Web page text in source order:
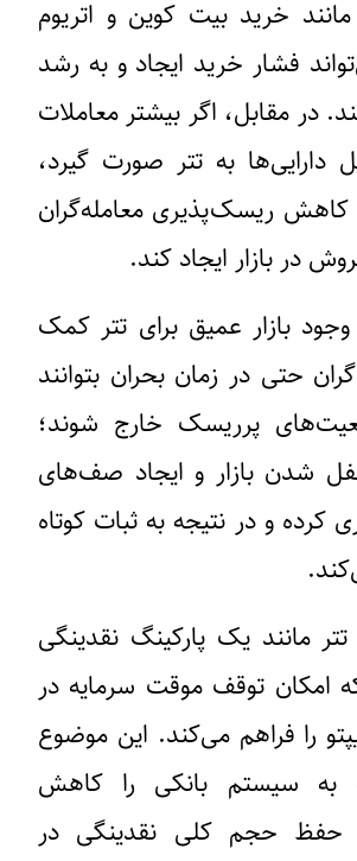
خرید بیت کوین و اتریوم
فشار خرید ایجاد و به رشد
در مقابل، اگر بیشتر معاملات
دارایی‌ها به تتر صورت گیرد،
کاهش ریسک‌پذیری معامله‌گران
در بازار ایجاد کند.
بازار عمیق برای تتر کمک
حتی در زمان بحران بتوانند
پرریسک خارج شوند؛
شدن بازار و ایجاد صف‌های
کرده و در نتیجه به ثبات کوتاه
تتر مانند یک پارکینگ نقدینگی
امکان توقف موقت سرمایه در
را فراهم می‌کند. این موضوع
به سیستم بانکی را کاهش
حجم کلی نقدینگی در